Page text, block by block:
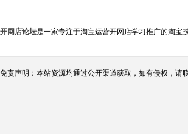
开网店论坛是一家专注于淘宝运营开网店学习推广的淘宝
免责声明：本站资源均通过公开渠道获取，如有侵权，请